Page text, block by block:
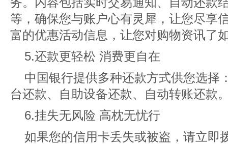
等，确保您与账户心有灵犀，让您尽享
富的优惠活动信息，让您对购物资讯了
5.还款更轻松 消费更自在
中国银行提供多种还款方式供您选择
台还款、自助设备还款、自动转账还款
6.挂失无风险 高枕无忧行
如果您的信用卡丢失或被盗，请立即